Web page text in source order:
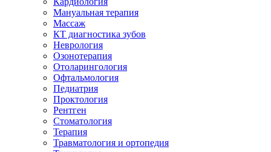
Мануальная терапия
Массаж
КТ диагностика зубов
Неврология
Озонотерапия
Отоларингология
Офтальмология
Педиатрия
Проктология
Рентген
Стоматология
Терапия
Травматология и ортопедия